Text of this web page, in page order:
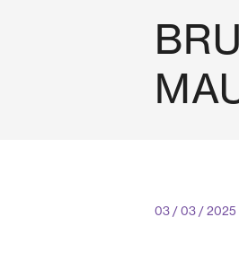
03 / 03 / 2025